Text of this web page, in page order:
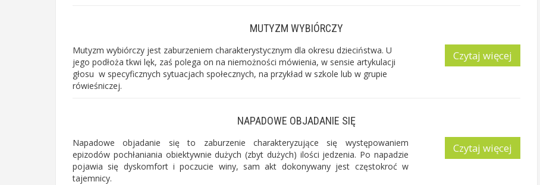
MUTYZM WYBIÓRCZY
Mutyzm wybiórczy jest zaburzeniem charakterystycznym dla okresu dzieciństwa. U
jego podłoża tkwi lęk, zaś polega on na niemożności mówienia, w sensie artykulacji
głosu w specyficznych sytuacjach społecznych, na przykład w szkole lub w grupie
rówieśniczej.
Czytaj więcej
NAPADOWE OBJADANIE SIĘ
Napadowe objadanie się to zaburzenie charakteryzujące się występowaniem
epizodów pochłaniania obiektywnie dużych (zbyt dużych) ilości jedzenia. Po napadzie
pojawia się dyskomfort i poczucie winy, sam akt dokonywany jest częstokroć w
tajemnicy.
Czytaj więcej